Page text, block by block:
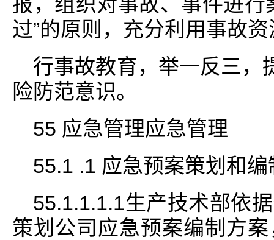
过”的原则，充分利用事故
行事故教育，举一反三，
险防范意识。
55 应急管理应急管理
55.1 .1 应急预案策划和
55.1.1.1.1生产技术部依
策划公司应急预案编制方